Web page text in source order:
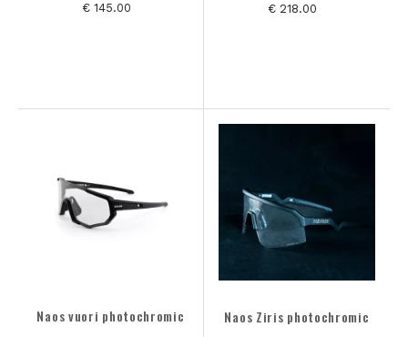
€ 145.00 € 218.00
Naos vuori photochromic Naos Ziris photochromic